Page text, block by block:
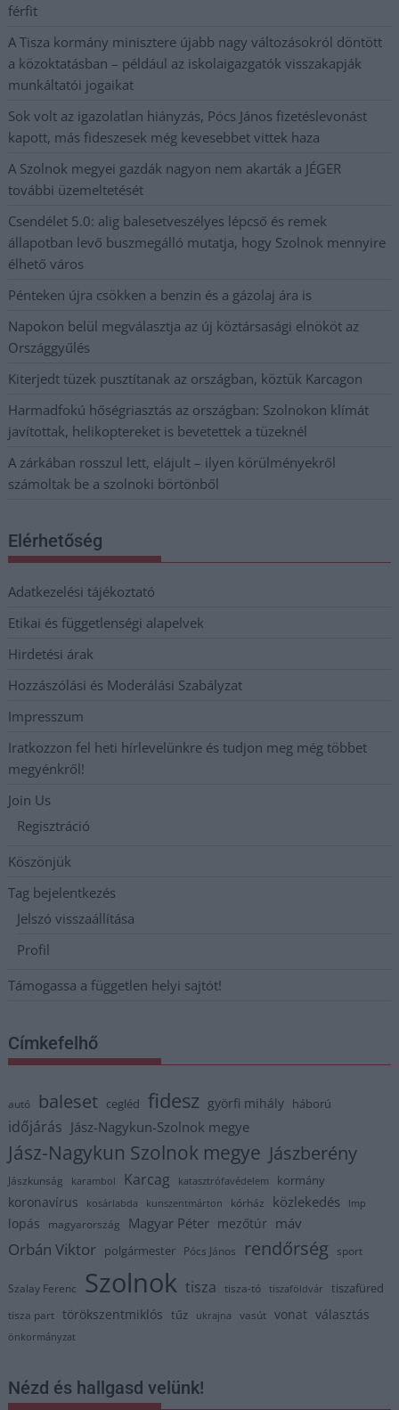
férfit
A Tisza kormány minisztere újabb nagy változásokról döntött
a közoktatásban – például az iskolaigazgatók visszakapják
munkáltatói jogaikat
Sok volt az igazolatlan hiányzás, Pócs János fizetéslevonást
kapott, más fideszesek még kevesebbet vittek haza
A Szolnok megyei gazdák nagyon nem akarták a JÉGER
további üzemeltetését
Csendélet 5.0: alig balesetveszélyes lépcső és remek
állapotban levő buszmegálló mutatja, hogy Szolnok mennyire
élhető város
Pénteken újra csökken a benzin és a gázolaj ára is
Napokon belül megválasztja az új köztársasági elnököt az
Országgyűlés
Kiterjedt tüzek pusztítanak az országban, köztük Karcagon
Harmadfokú hőségriasztás az országban: Szolnokon klímát
javítottak, helikoptereket is bevetettek a tüzeknél
A zárkában rosszul lett, elájult – ilyen körülményekről
számoltak be a szolnoki börtönből
Elérhetőség
Adatkezelési tájékoztató
Etikai és függetlenségi alapelvek
Hirdetési árak
Hozzászólási és Moderálási Szabályzat
Impresszum
Iratkozzon fel heti hírlevelünkre és tudjon meg még többet
megyénkről!
Join Us
Regisztráció
Köszönjük
Tag bejelentkezés
Jelszó visszaállítása
Profil
Támogassa a független helyi sajtót!
Címkefelhő
autó baleset cegléd fidesz györfi mihály háború
időjárás Jász-Nagykun-Szolnok megye
Jász-Nagykun Szolnok megye Jászberény
Jászkunság karambol Karcag katasztrófavédelem kormány
koronavírus kosárlabda kunszentmárton kórház közlekedés lmp
lopás magyarország Magyar Péter mezőtúr máv
Orbán Viktor polgármester Pócs János rendőrség sport
Szalay Ferenc Szolnok tisza tisza-tó tiszaföldvár tiszafüred
tisza part törökszentmiklós tűz ukrajna vasút vonat választás
önkormányzat
Nézd és hallgasd velünk!